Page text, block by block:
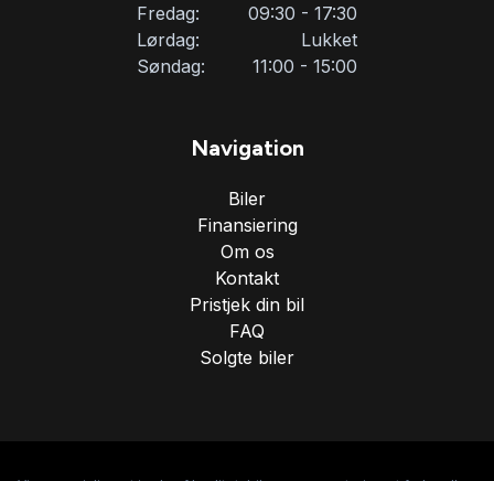
Parkeringssensor bagved
Skiltegenkendelse
Fredag:
09:30 - 17:30
Lørdag:
Lukket
Søndag:
11:00 - 15:00
Navigation
Biler
Finansiering
Om os
Kontakt
Pristjek din bil
FAQ
Solgte biler